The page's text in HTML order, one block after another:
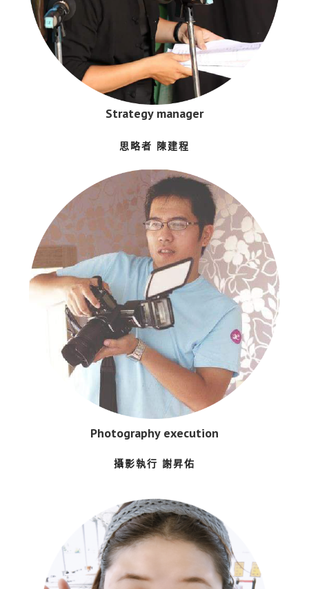
Strategy manager
思略者 陳建程
Photography execution
攝影執行 謝昇佑